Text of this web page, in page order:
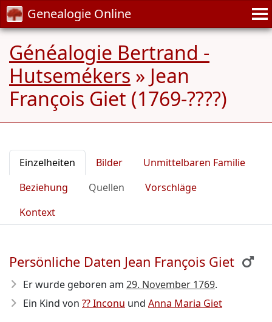
Genealogie Online
Généalogie Bertrand -
Hutsemékers » Jean
François Giet (1769-????)
Einzelheiten Bilder
Unmittelbaren Familie
Beziehung
Quellen
Vorschläge
Kontext
Persönliche Daten Jean François Giet
Er wurde geboren am 29. November 1769.
Ein Kind von ?? Inconu und Anna Maria Giet